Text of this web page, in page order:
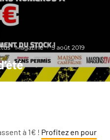
Magazine · 5 août 2019
à 1€ ! Profitez en pour